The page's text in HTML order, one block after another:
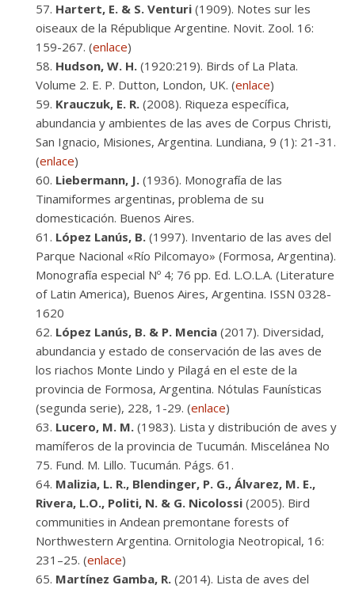
Hartert, E. & S. Venturi (1909). Notes sur les
oiseaux de la République Argentine. Novit. Zool. 16:
159-267. (enlace)
Hudson, W. H. (1920:219). Birds of La Plata.
Volume 2. E. P. Dutton, London, UK. (enlace)
Krauczuk, E. R. (2008). Riqueza específica,
abundancia y ambientes de las aves de Corpus Christi,
San Ignacio, Misiones, Argentina. Lundiana, 9 (1): 21-31.
(enlace)
Liebermann, J. (1936). Monografía de las
Tinamiformes argentinas, problema de su
domesticación. Buenos Aires.
López Lanús, B. (1997). Inventario de las aves del
Parque Nacional «Río Pilcomayo» (Formosa, Argentina).
Monografía especial Nº 4; 76 pp. Ed. L.O.L.A. (Literature
of Latin America), Buenos Aires, Argentina. ISSN 0328-
1620
López Lanús, B. & P. Mencia (2017). Diversidad,
abundancia y estado de conservación de las aves de
los riachos Monte Lindo y Pilagá en el este de la
provincia de Formosa, Argentina. Nótulas Faunísticas
(segunda serie), 228, 1-29. (enlace)
Lucero, M. M. (1983). Lista y distribución de aves y
mamíferos de la provincia de Tucumán. Miscelánea No
75. Fund. M. Lillo. Tucumán. Págs. 61.
Malizia, L. R., Blendinger, P. G., Álvarez, M. E.,
Rivera, L.O., Politi, N. & G. Nicolossi (2005). Bird
communities in Andean premontane forests of
Northwestern Argentina. Ornitologia Neotropical, 16:
231–25. (enlace)
Martínez Gamba, R. (2014). Lista de aves del